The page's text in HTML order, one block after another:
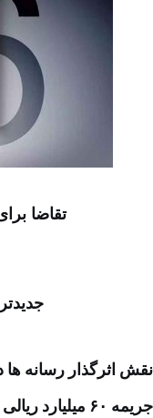
تقاضا
نقش اثرگذار رسانه ها
جریمه ۶۰ میلیارد ریالی داروخانه متخلف